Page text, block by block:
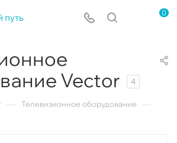
0
Vector
4
Телевизионное оборудование